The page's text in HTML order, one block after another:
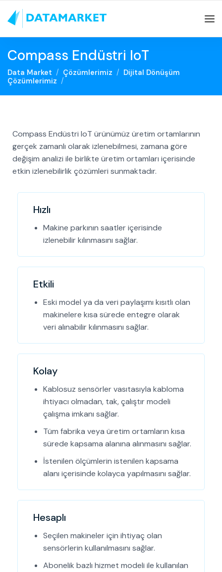
Compass Endüstri IoT
Data Market Çözümlerimiz
Dijital Dönüşüm
Çözümlerimiz
Compass Endüstri IoT ürünümüz üretim ortamlarının
gerçek zamanlı olarak izlenebilmesi, zamana göre
değişim analizi ile birlikte üretim ortamları içerisinde
etkin izlenebilirlik çözümleri sunmaktadır.
Hızlı
Makine parkının saatler içerisinde
izlenebilir kılınmasını sağlar.
Etkili
Eski model ya da veri paylaşımı kısıtlı olan
makinelere kısa sürede entegre olarak
veri alınabilir kılınmasını sağlar.
Kolay
Kablosuz sensörler vasıtasıyla kabloma
ihtiyacı olmadan, tak, çalıştır modeli
çalışma imkanı sağlar.
Tüm fabrika veya üretim ortamların kısa
sürede kapsama alanına alınmasını sağlar.
İstenilen ölçümlerin istenilen kapsama
alanı içerisinde kolayca yapılmasını sağlar.
Hesaplı
Seçilen makineler için ihtiyaç olan
sensörlerin kullanılmasını sağlar.
Abonelik bazlı hizmet modeli ile kullanılan